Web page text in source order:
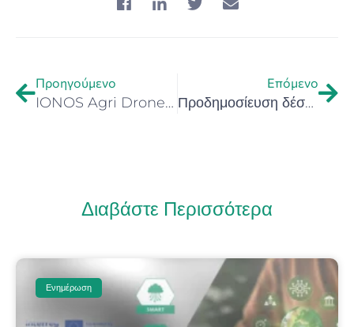
Προηγούμενο
IONOS Agri Drones – Καινοτόμες πρακτικές και μέθοδοι με τη χρήση Agri Drones στον πρωτογενή τομέα
Επόμενο
Προδημοσίευση δέσμης Δράσεων «Ψηφιακός Μετασχηματισμός ΜμΕ»
Διαβάστε Περισσότερα
Ενημέρωση